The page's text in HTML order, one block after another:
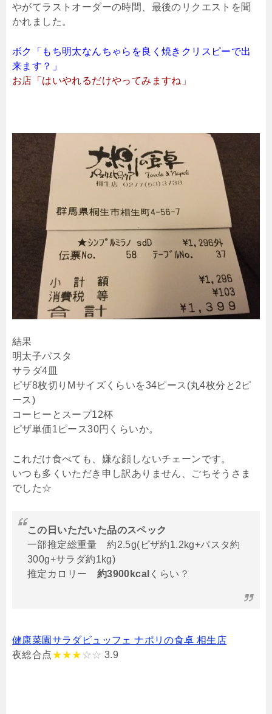
やがてラストオーダーの時間、最後のリクエストを聞
かれました。
ボク「もち明太なんちゃらを良く焼きクリスピーで出
来ます？」
お店「はいやれるだけやってみますね」
結果
明太子パスタ
サラダ4皿
ピザ8枚切りMサイズくらいを34ピース(丸4枚分と2ピ
ース)
コーヒーとスープ12杯
ピザ単価1ピース30円くらいか。
これだけ食べても、嫌な顔しないチェーンです。
いつも多くいただき申し訳ありません、ごちそうさま
でした☆
この日いただいた品のスペック
一部推定総重量 約2.5g(ピザ約1.2kg+パスタ約
300g+サラダ約1kg)
推定カロリー 約3900kcal くらい？
健康菜園サラダビュッフェ ナポリの食卓 相生店
夜総合点★★★ ☆☆ 3.9